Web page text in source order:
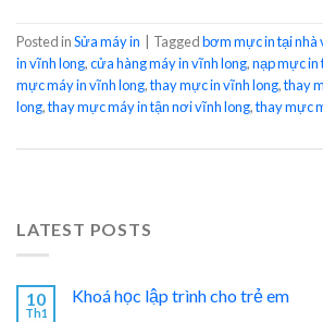
Posted inSửa máy in Taggedbơm mực in tại nhà
in vĩnh long,cửa hàng máy in vĩnh long,nạp mực in
mực máy in vĩnh long,thay mực in vĩnh long,thay
long,thay mực máy in tận nơi vĩnh long,thay mực
LATEST POSTS
10
Th1
Khoá học lập trình cho trẻ em